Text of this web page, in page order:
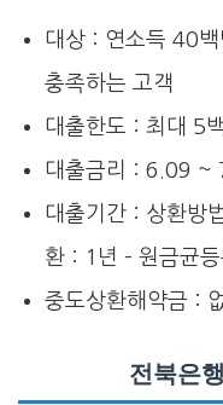
대상 : 연소득 40
충족하는 고객
대출한도 : 최대 5
대출금리 : 6.09 ~
대출기간 : 상환방
환 : 1년 – 원금균
중도상환해약금 :
전북은